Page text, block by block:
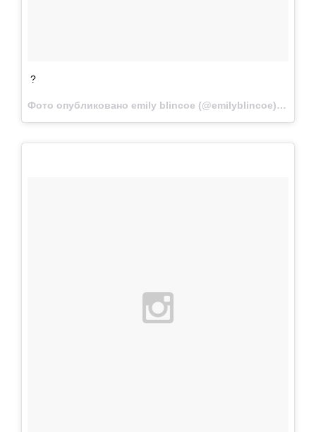
?
Фото опубликовано emily blincoe (@emilyblincoe)Авг 15